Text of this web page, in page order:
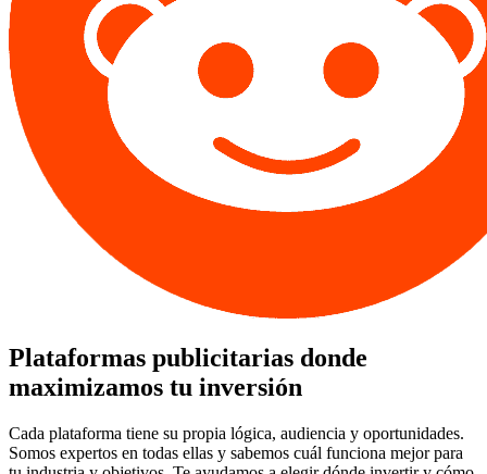
Plataformas publicitarias donde
maximizamos tu inversión
Cada plataforma tiene su propia lógica, audiencia y oportunidades.
Somos expertos en todas ellas y sabemos cuál funciona mejor para